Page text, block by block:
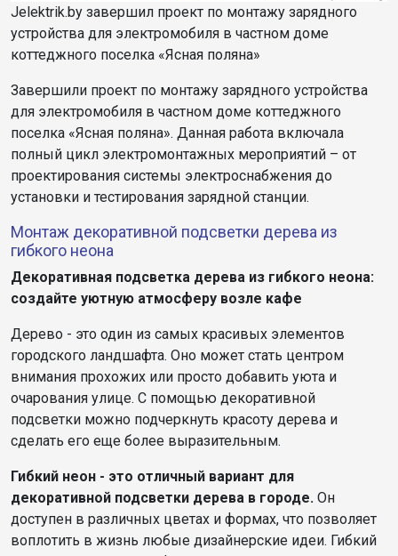
Jelektrik.by завершил проект по монтажу зарядного
устройства для электромобиля в частном доме
коттеджного поселка «Ясная поляна»
Завершили проект по монтажу зарядного устройства
для электромобиля в частном доме коттеджного
поселка «Ясная поляна». Данная работа включала
полный цикл электромонтажных мероприятий – от
проектирования системы электроснабжения до
установки и тестирования зарядной станции.
Монтаж декоративной подсветки дерева из
гибкого неона
Декоративная подсветка дерева из гибкого неона:
создайте уютную атмосферу возле кафе
Дерево - это один из самых красивых элементов
городского ландшафта. Оно может стать центром
внимания прохожих или просто добавить уюта и
очарования улице. С помощью декоративной
подсветки можно подчеркнуть красоту дерева и
сделать его еще более выразительным.
Гибкий неон - это отличный вариант для
декоративной подсветки дерева в городе. Он
доступен в различных цветах и формах, что позволяет
воплотить в жизнь любые дизайнерские идеи. Гибкий